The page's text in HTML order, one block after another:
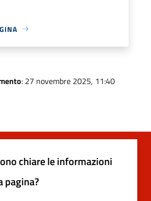
: 27 novembre 2025, 11:40
chiare le informazioni
pagina?